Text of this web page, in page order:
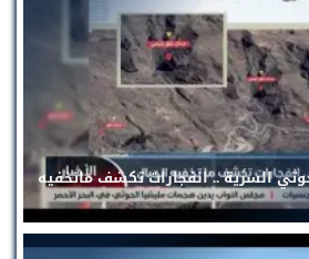
السرية .. انفجارات تكشف ماتخفيه